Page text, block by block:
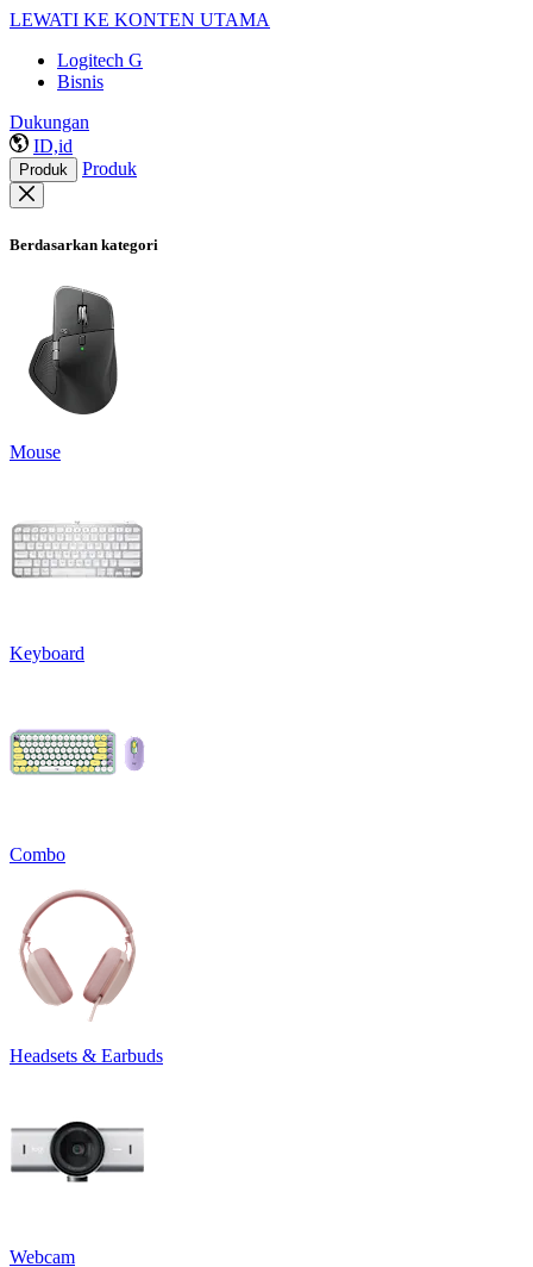
LEWATI KE KONTEN UTAMA
Logitech G
Bisnis
Dukungan
ID,id
Produk Produk
Berdasarkan kategori
Mouse
Keyboard
Combo
Headsets & Earbuds
Webcam